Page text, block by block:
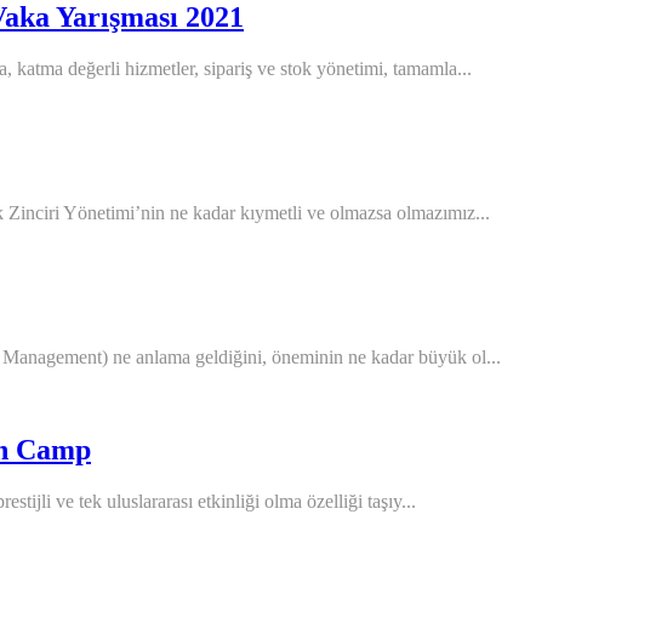
Yarışması 2021
katma değerli hizmetler, sipariş ve stok yönetimi, tamamla...
Yönetimi’nin ne kadar kıymetli ve olmazsa olmazımız...
ne anlama geldiğini, öneminin ne kadar büyük ol...
Camp
ve tek uluslararası etkinliği olma özelliği taşıy...